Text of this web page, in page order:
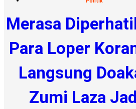
Merasa
Para Loper
Langsung
Zumi Laza